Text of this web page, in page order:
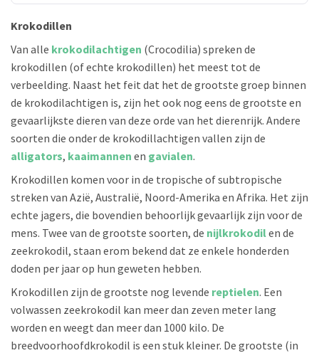
Krokodillen
Van alle krokodilachtigen (Crocodilia) spreken de
krokodillen (of echte krokodillen) het meest tot de
verbeelding. Naast het feit dat het de grootste groep binnen
de krokodilachtigen is, zijn het ook nog eens de grootste en
gevaarlijkste dieren van deze orde van het dierenrijk. Andere
soorten die onder de krokodillachtigen vallen zijn de
alligators, kaaimannen en gavialen.
Krokodillen komen voor in de tropische of subtropische
streken van Azië, Australië, Noord-Amerika en Afrika. Het zijn
echte jagers, die bovendien behoorlijk gevaarlijk zijn voor de
mens. Twee van de grootste soorten, de nijlkrokodilen de
zeekrokodil, staan erom bekend dat ze enkele honderden
doden per jaar op hun geweten hebben.
Krokodillen zijn de grootste nog levende reptielen. Een
volwassen zeekrokodil kan meer dan zeven meter lang
worden en weegt dan meer dan 1000 kilo. De
breedvoorhoofdkrokodil is een stuk kleiner. De grootste (in